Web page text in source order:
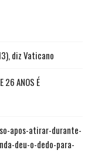
diz Vaticano
26 ANOS É
apos-atirar-durante-
deu-o-dedo-para-